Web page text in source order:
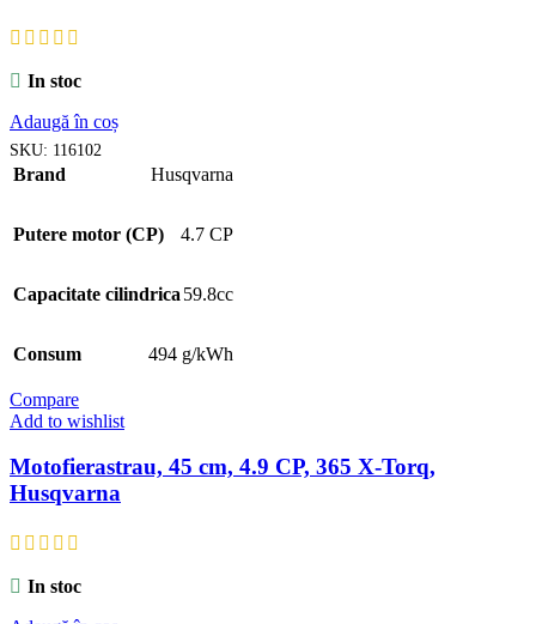
In stoc
Adaugă în coș
SKU: 116102
Brand Husqvarna
Putere motor (CP) 4.7 CP
Capacitate cilindrica 59.8cc
Consum 494 g/kWh
Compare
Add to wishlist
Motofierastrau, 45 cm, 4.9 CP, 365 X-Torq,
Husqvarna
In stoc